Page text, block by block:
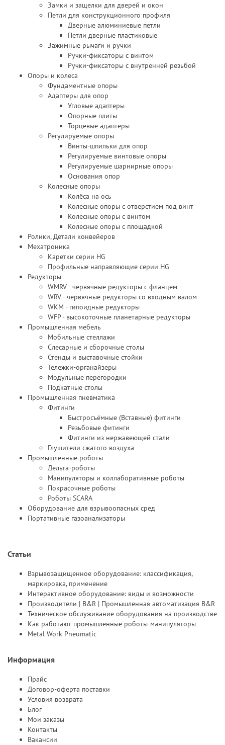
Замки и защелки для дверей и окон
Петли для конструкционного профиля
Дверные алюминиевые петли
Петли дверные пластиковые
Зажимные рычаги и ручки
Ручки-фиксаторы c винтом
Ручки-фиксаторы c внутренней резьбой
Опоры и колеса
Фундаментные опоры
Адаптеры для опор
Угловые адаптеры
Опорные плиты
Торцевые адаптеры
Регулируемые опоры
Винты-шпильки для опор
Регулируемые винтовые опоры
Регулируемые шарнирные опоры
Основания опор
Колесные опоры
Колёса на ось
Колесные опоры с отверстием под винт
Колесные опоры с винтом
Колесные опоры с площадкой
Ролики, Детали конвейеров
Мехатроника
Каретки серии HG
Профильные направляющие серии HG
Редукторы
WMRV - червячные редукторы с фланцем
WRV - червячные редукторы со входным валом
WKM - гипоидные редукторы
WFP - высокоточные планетарные редукторы
Промышленная мебель
Мобильные стеллажи
Слесарные и сборочные столы
Стенды и выставочные стойки
Тележки-органайзеры
Модульные перегородки
Подкатные столы
Промышленная пневматика
Фитинги
Быстросъёмные (Вставные) фитинги
Резьбовые фитинги
Фитинги из нержавеющей стали
Глушители сжатого воздуха
Промышленные роботы
Дельта-роботы
Манипуляторы и коллаборативные роботы
Покрасочные роботы
Роботы SCARA
Оборудование для взрывоопасных сред
Портативные газоанализаторы
Статьи
Взрывозащищенное оборудование: классификация,
маркировка, применение
Интерактивное оборудование: виды и возможности
Производители | B&R | Промышленная автоматизация B&R
Техническое обслуживание оборудования на производстве
Как работают промышленные роботы-манипуляторы
Metal Work Pneumatic
Информация
Прайс
Договор-оферта поставки
Условия возврата
Блог
Мои заказы
Контакты
Вакансии